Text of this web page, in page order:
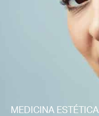
MEDICINA ESTÉTICA